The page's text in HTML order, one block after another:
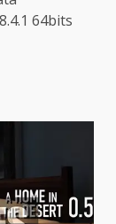
64bits